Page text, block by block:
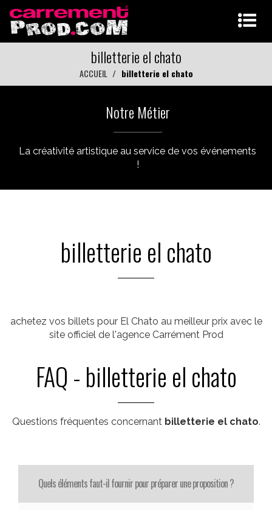
billetterie el chato
ACCUEIL billetterie el chato
Notre Métier
La créativité artistique au service de vos événements
!
billetterie el chato
achetez vos billets pour El Chato au meilleur prix avec le
site officiel de l'agence Carrément Prod
FAQ - billetterie el chato
Questions fréquentes concernant billetterie el chato.
Quels éléments faut-il fournir pour préparer une proposition ?